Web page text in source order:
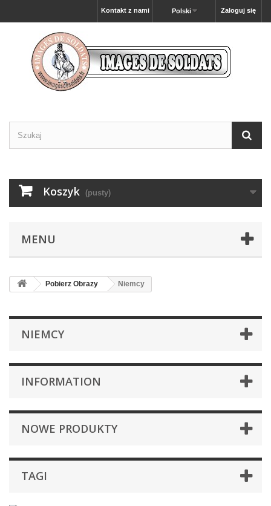
Zaloguj się
Polski
Kontakt z nami
Koszyk (pusty)
MENU
Pobierz Obrazy Niemcy
NIEMCY
INFORMATION
NOWE PRODUKTY
TAGI